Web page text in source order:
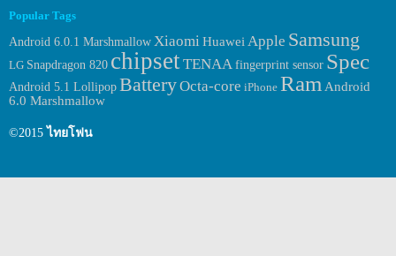
Popular Tags
Android 6.0.1 MarshmallowXiaomiHuaweiApple Samsung
LG Snapdragon 820 chipsetTENAAfingerprint sensor Spec
Android 5.1 Lollipop BatteryOcta-core iPhone RamAndroid
6.0 Marshmallow
©2015 ไทยโฟน